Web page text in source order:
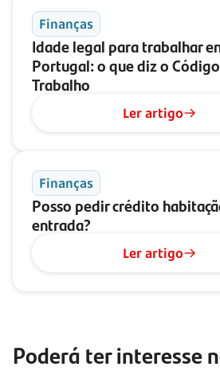
Finanças
Idade legal para trabalhar
Portugal: o que diz o
Trabalho
Ler artigo
Finanças
Posso pedir crédito
entrada?
Ler artigo
Poderá ter interesse